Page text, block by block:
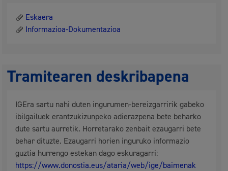
Eskaera
Informazioa-Dokumentazioa
Tramitearen deskribapena
IGEra sartu nahi duten ingurumen-bereizgarririk gabeko
ibilgailuek erantzukizunpeko adierazpena bete beharko
dute sartu aurretik. Horretarako zenbait ezaugarri bete
behar dituzte. Ezaugarri horien inguruko informazio
guztia hurrengo estekan dago eskuragarri:
https://www.donostia.eus/ataria/web/ige/baimenak